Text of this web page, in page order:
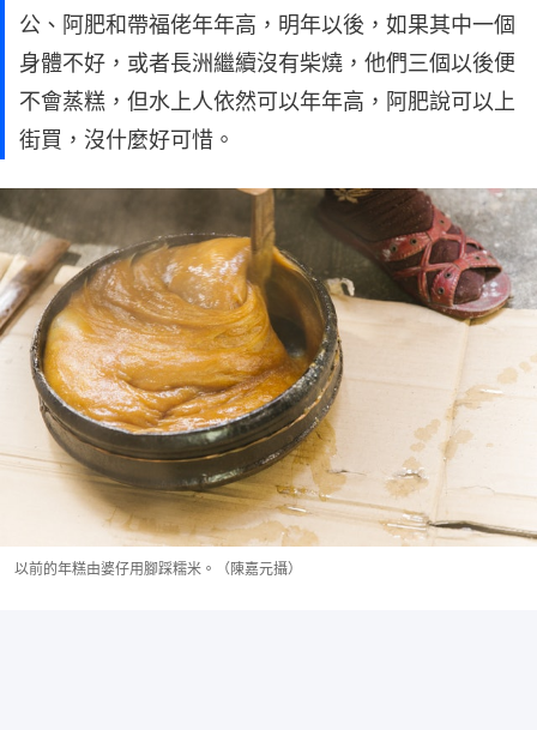
公、阿肥和帶福佬年年高，明年以後，如果其中一個
身體不好，或者長洲繼續沒有柴燒，他們三個以後便
不會蒸糕，但水上人依然可以年年高，阿肥說可以上
街買，沒什麼好可惜。
以前的年糕由婆仔用腳踩糯米。（陳嘉元攝）